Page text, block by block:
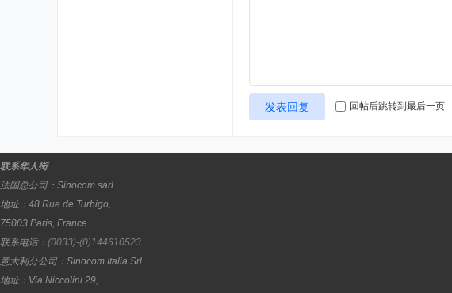
发表回复 回帖后跳转到最后一页
联系华人街
法国总公司： Sinocom sarl
地址： 48 Rue de Turbigo,
75003 Paris, France
联系电话： (0033)-(0)144610523
意大利分公司： Sinocom Italia Srl
地址： Via Niccolini 29,